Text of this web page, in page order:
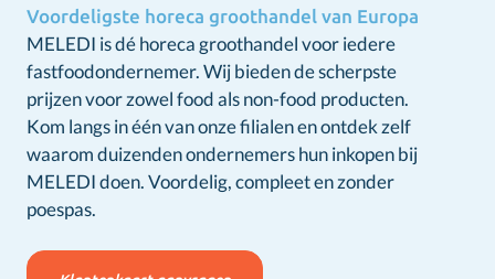
Voordeligste horeca groothandel van Europa
MELEDI is dé horeca groothandel voor iedere
fastfoodondernemer. Wij bieden de scherpste
prijzen voor zowel food als non-food producten.
Kom langs in één van onze filialen en ontdek zelf
waarom duizenden ondernemers hun inkopen bij
MELEDI doen. Voordelig, compleet en zonder
poespas.